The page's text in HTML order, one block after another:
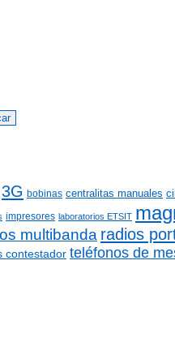
3G bobinas centralitas manuales
impresores laboratorios ETSIT
multibanda radios
contestador teléfonos de